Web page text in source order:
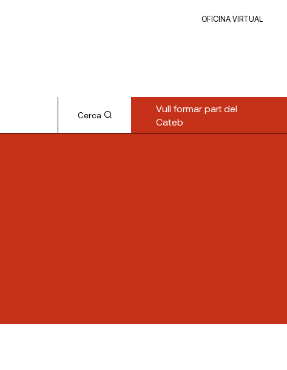
OFICINA VIRTUAL
Cerca
Vull formar part del
Cateb